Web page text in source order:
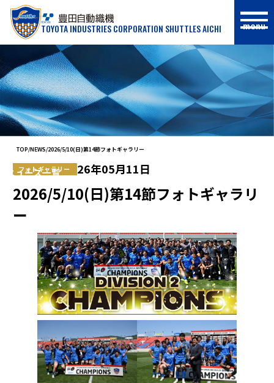
TOYOTA INDUSTRIES CORPORATION SHUTTLES AICHI menu
NEWS
ニュース一覧
TOP NEWS 2026/5/10(日)第14節フォトギャラリー
フォトギャラリー 26年05月11日
2026/5/10(日)第14節フォトギャラリ
ー